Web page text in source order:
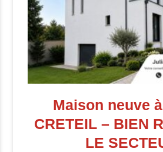
Maison neuve
CRETEIL – BIEN
LE